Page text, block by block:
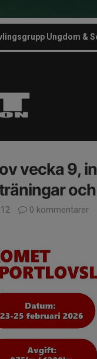
Ungdom &
vecka 9,
0 kommentarer